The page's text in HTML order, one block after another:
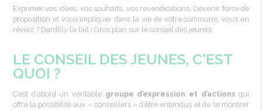
Exprimer vos idées, vos souhaits, vos revendications. Devenir force de
proposition et vous impliquer dans la vie de votre commune, vous en
rêviez ? Dardilly l’a fait ! Gros plan sur le conseil des jeunes.
LE CONSEIL DES JEUNES, C'EST
QUOI ?
C’est d’abord un véritablegroupe d’expression et d’actions qui
offre la possibilité aux « conseillers » d’être entendus et de se montrer